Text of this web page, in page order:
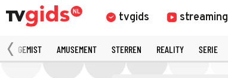
tvgids streaming
GEMIST AMUSEMENT STERREN REALITY SERIE